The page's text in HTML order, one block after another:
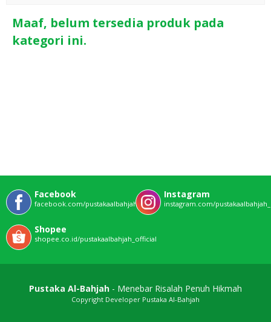
Maaf, belum tersedia produk pada
kategori ini.
Facebook
facebook.com/pustakaalbahjahofficial
Instagram
instagram.com/
Shopee
shopee.co.id/pustakaalbahjah_official
Pustaka Al-Bahjah - Menebar Risalah Penuh Hikmah
Copyright Developer Pustaka Al-Bahjah